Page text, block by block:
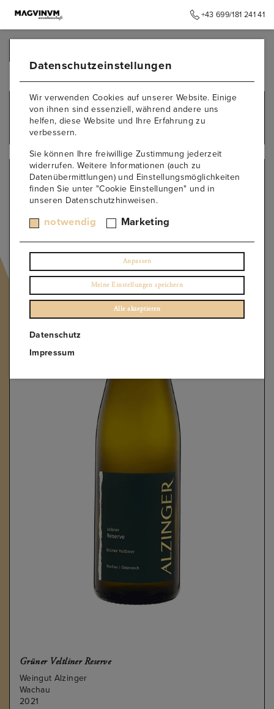
+43 699/181 241 41
Elemente anzeigen1 – 12of 255
Empfohlene Sortierung
Grüner Veltliner Reserve
Weingut Alzinger
Wachau
2021
Datenschutzeinstellungen
Wir verwenden Cookies auf unserer Website. Einige
von ihnen sind essenziell, während andere uns
helfen, diese Website und Ihre Erfahrung zu
verbessern.
Sie können Ihre freiwillige Zustimmung jederzeit
widerrufen. Weitere Informationen (auch zu
Datenübermittlungen) und Einstellungsmöglichkeiten
finden Sie unter "Cookie Einstellungen" und in
unseren Datenschutzhinweisen.
notwendig Marketing
Anpassen
Meine Einstellungen speichern
Alle akzeptieren
Datenschutz
Impressum